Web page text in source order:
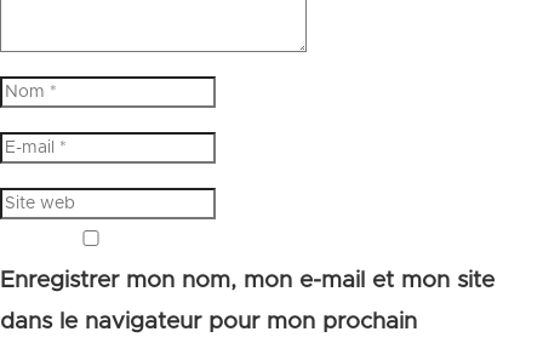
Enregistrer mon nom, mon e-mail et mon site
dans le navigateur pour mon prochain